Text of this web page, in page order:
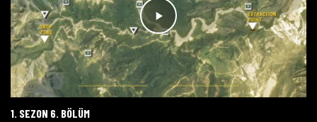
1. SEZON 6. BÖLÜM